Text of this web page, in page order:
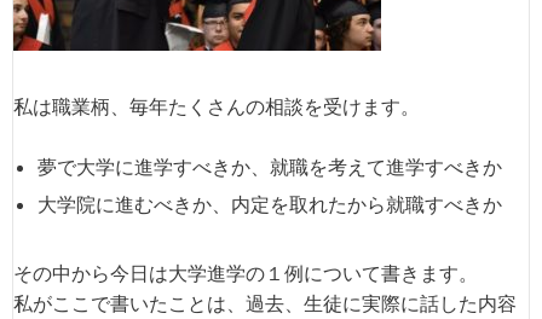
私は職業柄、毎年たくさんの相談を受けます。
夢で大学に進学すべきか、就職を考えて進学すべきか
大学院に進むべきか、内定を取れたから就職すべきか
その中から今日は大学進学の１例について書きます。
私がここで書いたことは、過去、生徒に実際に話した内容